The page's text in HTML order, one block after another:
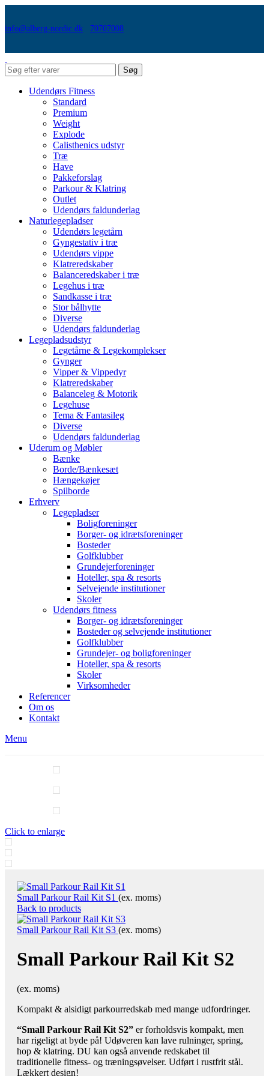
info@alberg-nordic.dk 70707008
Søg
Udendørs Fitness
Standard
Premium
Weight
Explode
Calisthenics udstyr
Træ
Have
Pakkeforslag
Parkour & Klatring
Outlet
Udendørs faldunderlag
Naturlegepladser
Udendørs legetårn
Gyngestativ i træ
Udendørs vippe
Klatreredskaber
Balanceredskaber i træ
Legehus i træ
Sandkasse i træ
Stor bålhytte
Diverse
Udendørs faldunderlag
Legepladsudstyr
Legetårne & Legekomplekser
Gynger
Vipper & Vippedyr
Klatreredskaber
Balanceleg & Motorik
Legehuse
Tema & Fantasileg
Diverse
Udendørs faldunderlag
Uderum og Møbler
Bænke
Borde/Bænkesæt
Hængekøjer
Spilborde
Erhverv
Legepladser
Boligforeninger
Borger- og idrætsforeninger
Bosteder
Golfklubber
Grundejerforeninger
Hoteller, spa & resorts
Selvejende institutioner
Skoler
Udendørs fitness
Borger- og idrætsforeninger
Bosteder og selvejende institutioner
Golfklubber
Grundejer- og boligforeninger
Hoteller, spa & resorts
Skoler
Virksomheder
Referencer
Om os
Kontakt
Menu
Click to enlarge
Small Parkour Rail Kit S1 (ex. moms)
Back to products
Small Parkour Rail Kit S3 (ex. moms)
Small Parkour Rail Kit S2
(ex. moms)
Kompakt & alsidigt parkourredskab med mange udfordringer.
“Small Parkour Rail Kit S2” er forholdsvis kompakt, men
har rigeligt at byde på! Udøveren kan lave rulninger, spring,
hop & klatring. DU kan også anvende redskabet til
traditionelle fitness- og træningsøvelser. Udført i rustfrit stål.
Lækkert design!